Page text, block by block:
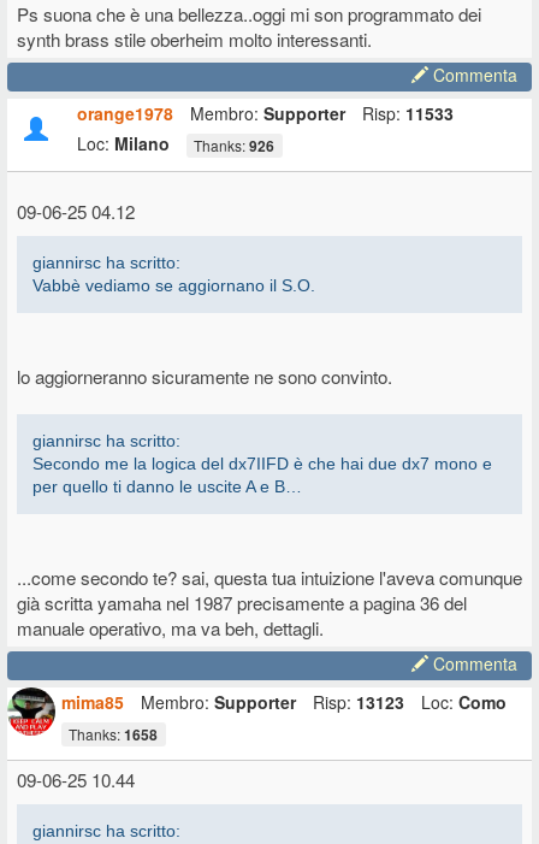
Ps suona che è una bellezza..oggi mi son programmato dei
synth brass stile oberheim molto interessanti.
Commenta
orange1978
Membro: Supporter Risp: 11533
Loc: Milano Thanks:926
09-06-25 04.12
giannirsc ha scritto:
Vabbè vediamo se aggiornano il S.O.
lo aggiorneranno sicuramente ne sono convinto.
giannirsc ha scritto:
Secondo me la logica del dx7IIFD è che hai due dx7 mono e
per quello ti danno le uscite A e B…
...come secondo te? sai, questa tua intuizione l'aveva comunque
già scritta yamaha nel 1987 precisamente a pagina 36 del
manuale operativo, ma va beh, dettagli.
Commenta
mima85
Membro: Supporter Risp: 13123 Loc: Como
Thanks:1658
09-06-25 10.44
giannirsc ha scritto: